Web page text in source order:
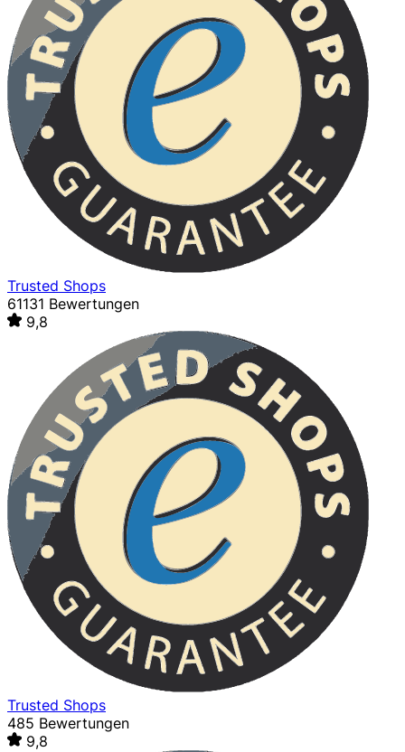
Trusted Shops
61131 Bewertungen
9,8
Trusted Shops
485 Bewertungen
9,8